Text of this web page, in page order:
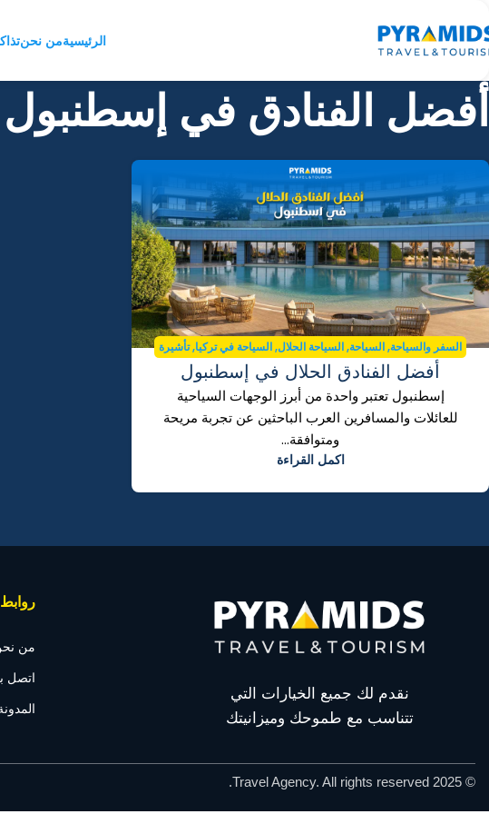
الرئيسيةمن نحن
أفضل الفنادق في إسطنبول
السفر والسياحة, السياحة, السياحة الحلال, السياحة في تركيا,تأشيرة
تركيا
أفضل الفنادق الحلال في إسطنبول
إسطنبول تعتبر واحدة من أبرز الوجهات السياحية
للعائلات والمسافرين العرب الباحثين عن تجربة مريحة
ومتوافقة...
اكمل القراءة
نقدم لك جميع الخيارات التي
تتناسب مع طموحك وميزانيتك
من
اتصل
© 2025 Travel Agency. All rights reserved.